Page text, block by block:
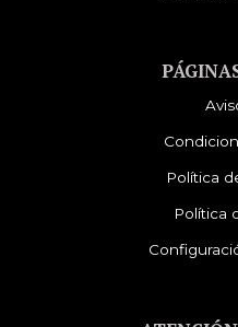
Política
Política